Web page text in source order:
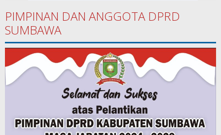
PIMPINAN DAN ANGGOTA DPRD
SUMBAWA